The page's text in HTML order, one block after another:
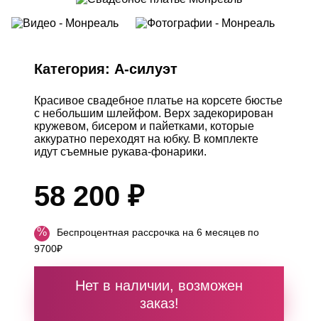
Категория: А-силуэт
Красивое свадебное платье на корсете бюстье
с небольшим шлейфом. Верх задекорирован
кружевом, бисером и пайетками, которые
аккуратно переходят на юбку. В комплекте
идут съемные рукава-фонарики.
58 200 ₽
%
Беспроцентная рассрочка на 6 месяцев по
9700₽
Нет в наличии, возможен
заказ!